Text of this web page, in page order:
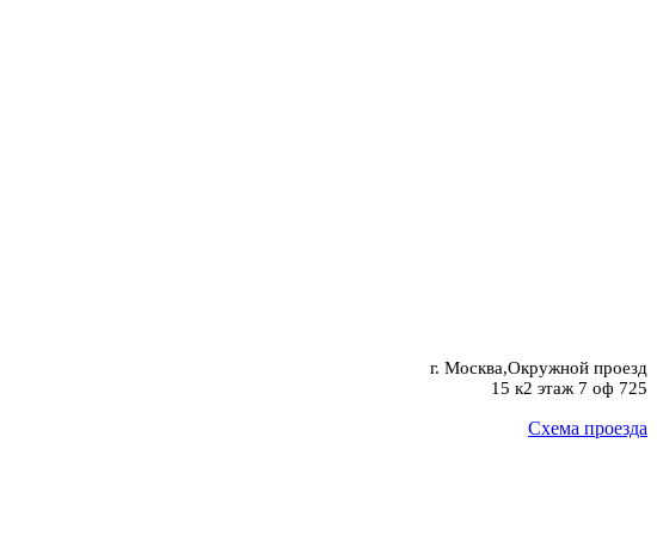
г. Москва,Окружной проезд
15 к2 этаж 7 оф 725
Схема проезда